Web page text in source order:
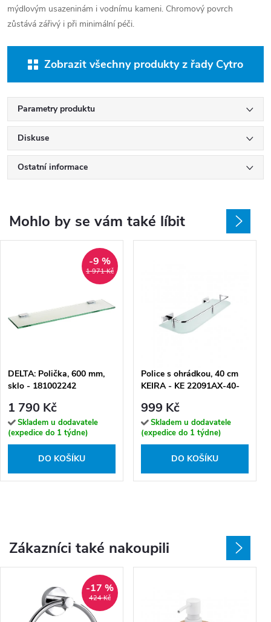
mýdlovým usazeninám i vodnímu kameni. Chromový povrch
zůstává zářivý i při minimální péči.
Zobrazit všechny produkty z řady Cytro
Parametry produktu
Diskuse
Ostatní informace
Mohlo by se vám také líbit
1 971 Kč
-9 %
DELTA: Polička, 600 mm,
sklo - 181002242
1 790 Kč
Skladem u dodavatele
(expedice do 1 týdne)
DO KOŠÍKU
Police s ohrádkou, 40 cm
KEIRA - KE 22091AX-40-
999 Kč
Skladem u dodavatele
(expedice do 1 týdne)
DO KOŠÍKU
Zákazníci také nakoupili
424 Kč
-17 %